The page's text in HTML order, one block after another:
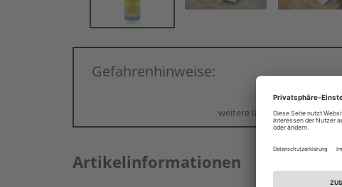
Gefahrenhinweise:
weitere Informationen
Artikelinformationen